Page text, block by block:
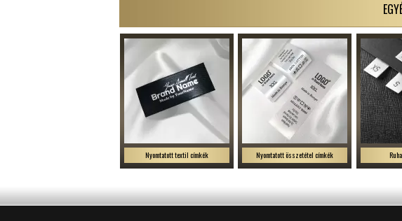
Nyomtatott textil címkék Nyomtatott összetétel címkék